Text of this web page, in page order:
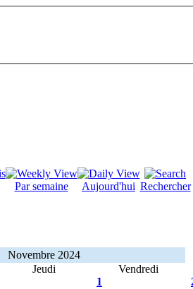
Par semaine Aujourd'hui Rechercher
Novembre 2024
Jeudi Vendredi
1